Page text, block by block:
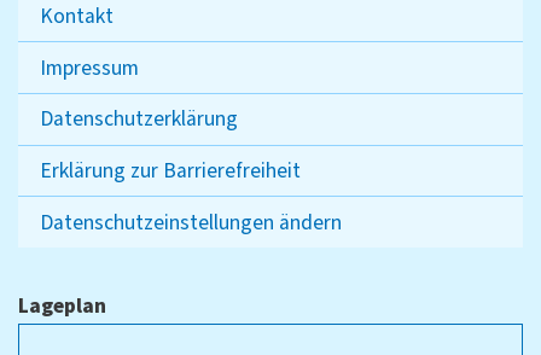
Kontakt
Impressum
Datenschutzerklärung
Erklärung zur Barrierefreiheit
Datenschutzeinstellungen ändern
Lageplan